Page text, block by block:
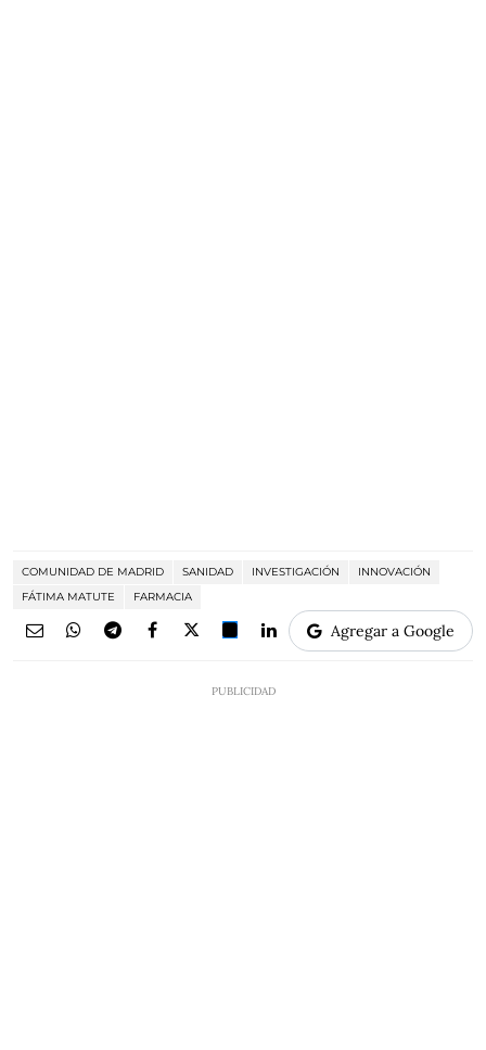
COMUNIDAD DE MADRID SANIDAD INVESTIGACIÓN
INNOVACIÓN
FÁTIMA MATUTE
FARMACIA
Agregar a Google